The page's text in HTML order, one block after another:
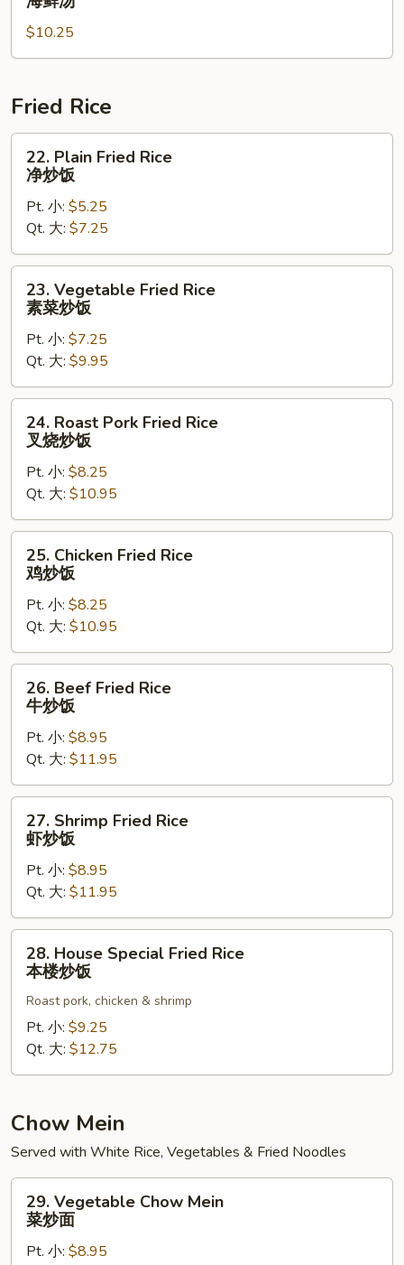
Soup
鲜
$10.25
Fried Rice
Plain
Fried
Rice
炒
饭
22. Plain Fried Rice
净炒饭
Pt. 小: $5.25
Qt. 大: $7.25
Vegetable
Fried
Rice
菜
炒
23. Vegetable Fried Rice
素菜炒饭
Pt. 小: $7.25
Qt. 大: $9.95
Roast
Pork
Fried
Rice
叉
烧
24. Roast Pork Fried Rice
叉烧炒饭
Pt. 小: $8.25
Qt. 大: $10.95
Chicken
Fried
Rice
炒
饭
25. Chicken Fried Rice
鸡炒饭
Pt. 小: $8.25
Qt. 大: $10.95
Beef
Fried
Rice
炒
饭
26. Beef Fried Rice
牛炒饭
Pt. 小: $8.95
Qt. 大: $11.95
Shrimp
Fried
Rice
炒
饭
27. Shrimp Fried Rice
虾炒饭
Pt. 小: $8.95
Qt. 大: $11.95
House
Special
Fried
Rice
楼
饭
28. House Special Fried Rice
本楼炒饭
Roast pork, chicken & shrimp
Pt. 小: $9.25
Qt. 大: $12.75
Chow Mein
Served with White Rice, Vegetables & Fried Noodles
Vegetable
Chow
Mein
29. Vegetable Chow Mein
菜炒面
Pt. 小: $8.95